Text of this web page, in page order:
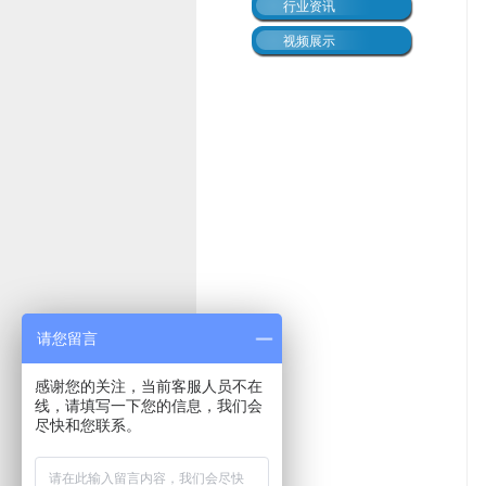
行业资讯
视频展示
请您留言
感谢您的关注，当前客服人员不在
线，请填写一下您的信息，我们会
尽快和您联系。